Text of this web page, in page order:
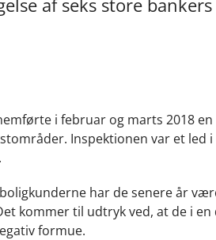
af seks store
i februar og marts 2018
Inspektionen var et led
har de senere år
kommer til udtryk ved, at de i
formue.